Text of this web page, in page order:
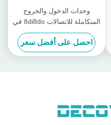
وحدات الدخول والخروج
المتكاملة للاتصالات 8di8do في
PLC Decowell RS Series
احصل على أفضل سعر